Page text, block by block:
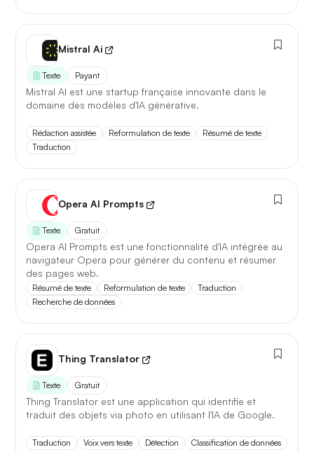
Mistral Ai
Texte Payant
Mistral AI est une startup française innovante dans le
domaine des modèles d'IA générative.
Rédaction assistée Reformulation de texte
Résumé de texte
Traduction
Opera AI Prompts
Texte Gratuit
Opera AI Prompts est une fonctionnalité d'IA intégrée au
navigateur Opera pour générer du contenu et résumer
des pages web.
Résumé de texte Reformulation de texte
Traduction
Recherche de données
Thing Translator
Texte Gratuit
Thing Translator est une application qui identifie et
traduit des objets via photo en utilisant l'IA de Google.
Traduction Voix vers texte Détection Classification de données